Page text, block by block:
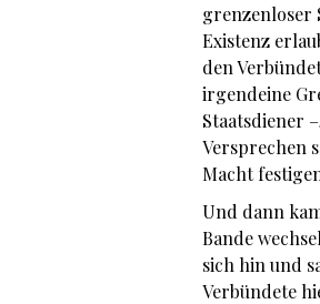
grenzenloser
Existenz
den
irgendeine
Staatsdiener
Versprechen
Macht
Und dann
Bande
sich hin und
Verbündete